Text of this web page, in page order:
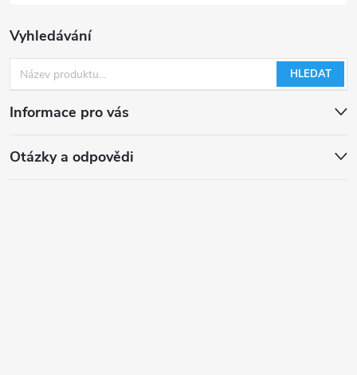
Vyhledávání
HLEDAT
Informace pro vás
Otázky a odpovědi